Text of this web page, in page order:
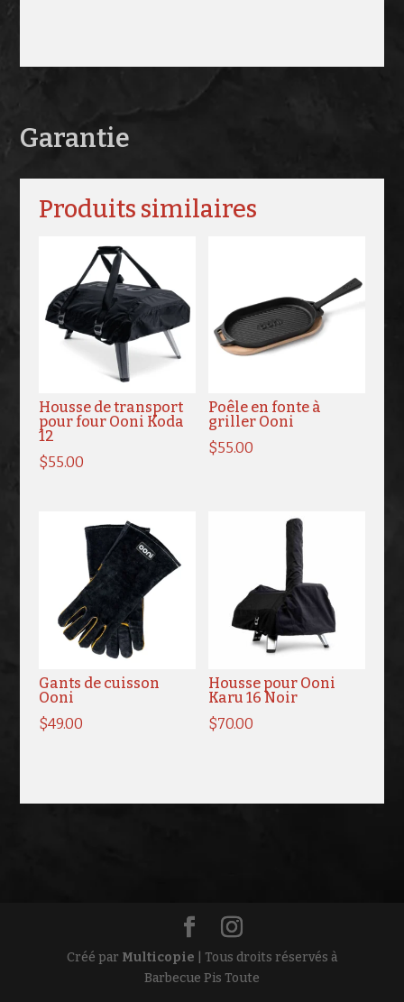
Garantie
Produits similaires
Housse de transport
pour four Ooni Koda
12
$55.00
Poêle en fonte à
griller Ooni
$55.00
Gants de cuisson
Ooni
$49.00
Housse pour Ooni
Karu 16 Noir
$70.00
Créé par Multicopie | Tous droits réservés à
Barbecue Pis Toute